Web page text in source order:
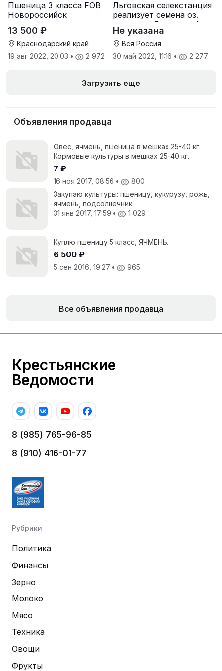
Пшеница 3 класса FOB
Новороссийск
13 500 ₽
Краснодарский край
19 авг 2022, 20:03 • 2 972
Льговская селекстанция
реализует семена оз.
пшеницы Льговская4 и
Льговская8
Не указана
Вся Россия
30 май 2022, 11:16 • 2 277
Загрузить еще
Объявления продавца
Овес, ячмень, пшеница в мешках 25-40 кг.
Кормовые культуры в мешках 25-40 кг.
7 ₽
16 ноя 2017, 08:56 •
800
Закупаю культуры: пшеницу, кукурузу, рожь,
ячмень, подсолнечник.
31 янв 2017, 17:59 • 1 029
Куплю пшеницу 5 класс, ЯЧМЕНЬ.
6 500 ₽
5 сен 2016, 19:27 • 965
Все объявления продавца
Крестьянские
Ведомости
8 (985) 765-96-85
8 (910) 416-01-77
Рубрики
Политика
Финансы
Зерно
Молоко
Мясо
Техника
Овощи
Фрукты